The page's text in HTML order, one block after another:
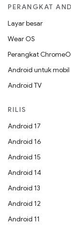
PERANGKAT
Layar besar
Wear OS
Perangkat
Android untuk mobil
Android TV
RILIS
Android 17
Android 16
Android 15
Android 14
Android 13
Android 12
Android 11